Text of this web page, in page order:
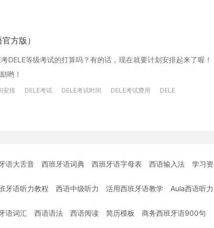
方版）
DELE等级考试的打算吗？有的话，现在就要计划安排起来了喔！
哟！
安排 DELE考试 DELE考试时间 DELE考试费用 DELE
语大舌音 西班牙语词典 西班牙语字母表 西语输入法
学习资
牙语听力教程 西语中级听力 活用西班牙语教学
Aula西语听力
语词汇 西语语法 西语阅读 简历模板
商务西班牙语900句